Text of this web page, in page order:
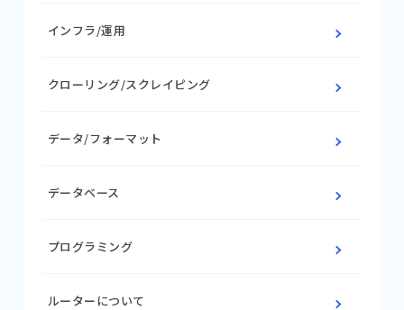
インフラ/運用
クローリング/スクレイピング
データ/フォーマット
データベース
プログラミング
ルーターについて